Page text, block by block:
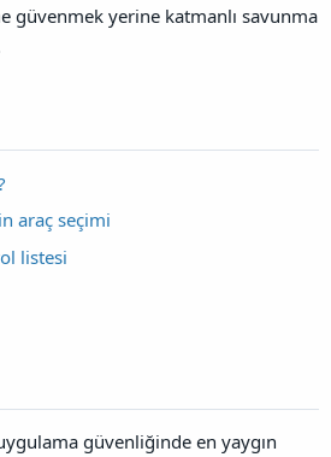
güvenmek yerine katmanlı savunma
araç seçimi
listesi
güvenliğinde en yaygın